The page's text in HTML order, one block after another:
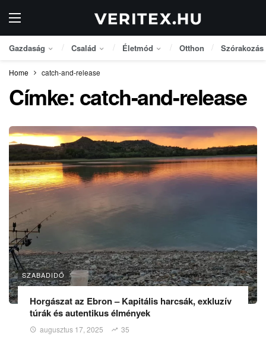
Gazdaság Család Életmód Otthon Szórakozás
Home catch-and-release
Címke: catch-and-release
SZABADIDŐ
Horgászat az Ebron – Kapitális harcsák, exkluzív
túrák és autentikus élmények
augusztus 17, 2025 35